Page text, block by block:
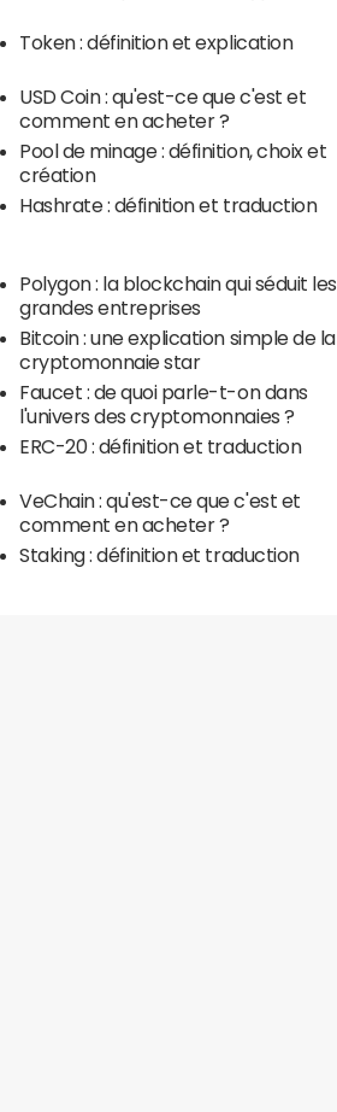
Token : définition et explication
USD Coin : qu'est-ce que c'est et
comment en acheter ?
Pool de minage : définition, choix et
création
Hashrate : définition et traduction
Polygon : la blockchain qui séduit les
grandes entreprises
Bitcoin : une explication simple de la
cryptomonnaie star
Faucet : de quoi parle-t-on dans
l'univers des cryptomonnaies ?
ERC-20 : définition et traduction
VeChain : qu'est-ce que c'est et
comment en acheter ?
Staking : définition et traduction